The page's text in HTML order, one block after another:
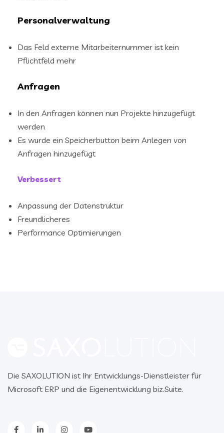
Personalverwaltung
Das Feld externe Mitarbeiternummer ist kein
Pflichtfeld mehr
Anfragen
In den Anfragen können nun Projekte hinzugefügt
werden
Es wurde ein Speicherbutton beim Anlegen von
Anfragen hinzugefügt
Verbessert
Anpassung der Datenstruktur
Freundlicheres
Performance Optimierungen
Die SAXOLUTION ist Ihr Entwicklungs-Dienstleister für
Microsoft ERP und die Eigenentwicklung biz.Suite.